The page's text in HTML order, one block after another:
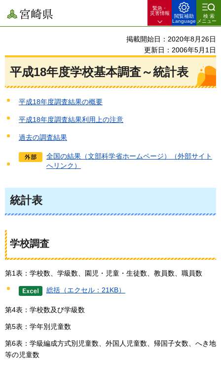
宮崎県
緊急・
災害情報
閲覧補助
Language
検索
メニュー
掲載開始日：2020年8月26日
更新日：2006年5月1日
平成18年度学校基本調査～統計表
平成18年度調査結果の概要
平成18年度調査結果利用上の注意
過去の調査結果
全国の結果（文部科学省ホームページ）（外部サイト
へリンク）
統計表
学校調査
第1表：学校数、学級数、園児・児童・生徒数、教員数、職員数
総括（エクセル：21KB）
第4表：学校数及び学級数
第5表：学年別児童数
第6表：学級編成方式別児童数、外国人児童数、帰国子女数、へき地
等の児童数